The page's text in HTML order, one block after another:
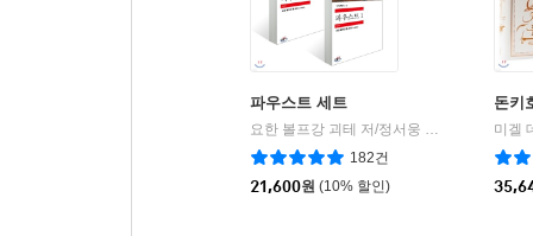
파우스트 세트
182건
21,600원 (10% 할인)
돈키